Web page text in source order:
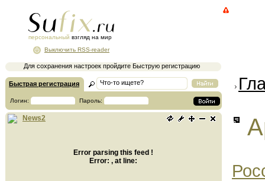
персональный взгляд на мир
Для сохранения настроек пройдите Быструю регистрацию
Выключить RSS-reader
Быстрая регистрация
Логин: Пароль:
News2
Error parsing this feed !
Error: , at line: